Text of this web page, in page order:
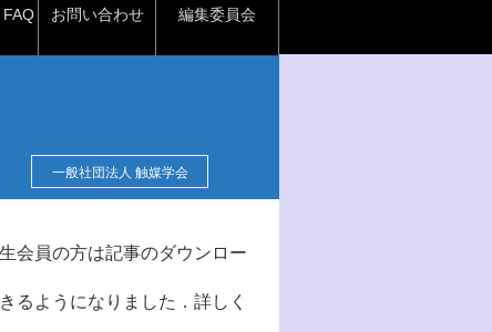
お問い合わせ 編集委員会
一般社団法人 触媒学会
会員の方は記事のダウンロー
るようになりました．詳しく